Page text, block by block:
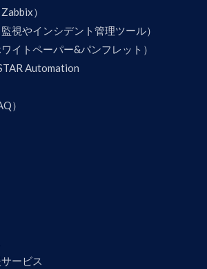
）
視やインシデント管理ツール）
イトペーパー&パンフレット）
Automation
）
ービス